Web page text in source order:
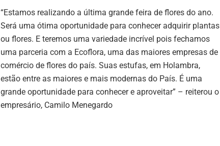
“Estamos realizando a última grande feira de flores do ano.
Será uma ótima oportunidade para conhecer adquirir plantas
ou flores. E teremos uma variedade incrível pois fechamos
uma parceria com a Ecoflora, uma das maiores empresas de
comércio de flores do país. Suas estufas, em Holambra,
estão entre as maiores e mais modernas do País. É uma
grande oportunidade para conhecer e aproveitar” – reiterou o
empresário, Camilo Menegardo